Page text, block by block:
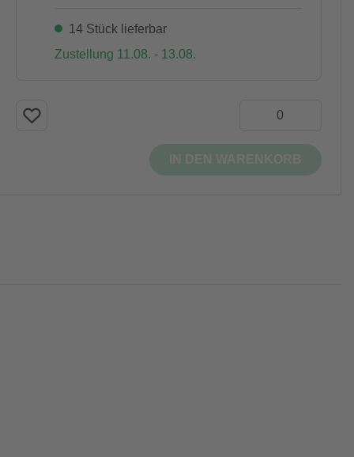
14 Stück lieferbar
Zustellung 11.08. - 13.08.